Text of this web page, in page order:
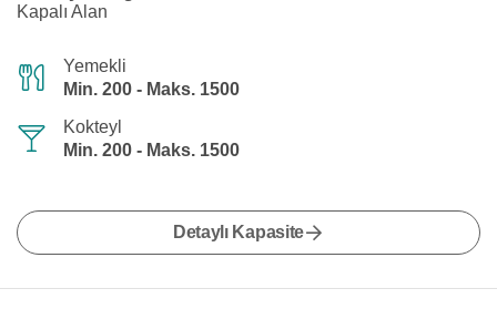
Kapalı Alan
Yemekli
Min. 200 - Maks. 1500
Kokteyl
Min. 200 - Maks. 1500
Detaylı Kapasite